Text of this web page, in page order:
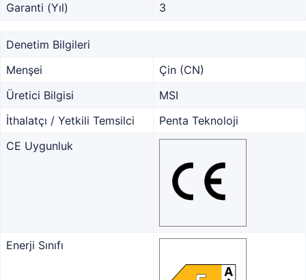
Garanti (Yıl)
3
Denetim Bilgileri
Menşei
Çin (CN)
Üretici Bilgisi
MSI
İthalatçı / Yetkili Temsilci
Penta Teknoloji
CE Uygunluk
Enerji Sınıfı